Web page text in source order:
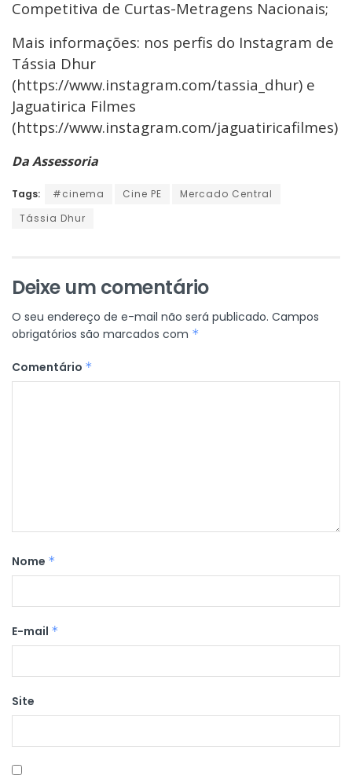
Competitiva de Curtas-Metragens Nacionais;
Mais informações: nos perfis do Instagram de
Tássia Dhur
(https://www.instagram.com/tassia_dhur) e
Jaguatirica Filmes
(https://www.instagram.com/jaguatiricafilmes)
Da Assessoria
Tags: #cinema Cine PE
Mercado Central
Tássia Dhur
Deixe um comentário
O seu endereço de e-mail não será publicado. Campos
obrigatórios são marcados com *
Comentário *
Nome *
E-mail *
Site